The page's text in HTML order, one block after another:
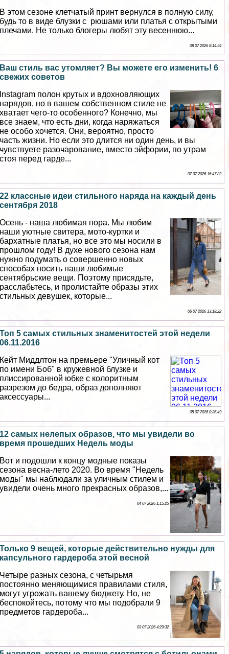
В этом сезоне клетчатый принт вернулся в полную силу,
будь то в виде блузки с рюшами или платья с открытыми
плечами. Не только блогеры любят эту весеннюю...
08 07 2026 8:14:54
Ваш стиль вас утомляет? Вы можете его изменить! 6
свежих советов
Instagram полон крутых и вдохновляющих
нарядов, но в вашем собственном стиле не
хватает чего-то особенного? Конечно, мы
все знаем, что есть дни, когда наряжаться
не особо хочется. Они, вероятно, просто
часть жизни. Но если это длится ни один день, и вы
чувствуете разочарование, вместо эйфории, по утрам
стоя перед гарде...
07 07 2026 16:47:32
22 классные идеи стильного наряда на каждый день
сентября 2018
Осень - наша любимая пора. Мы любим
наши уютные свитера, мото-куртки и
бархатные платья, но все это мы носили в
прошлом году! В духе нового сезона нам
нужно подумать о совершенно новых
способах носить наши любимые
сентябрьские вещи. Поэтому присядьте,
расслабьтесь, и пролистайте образы этих
стильных дeвyшек, которые...
06 07 2026 13:18:22
Топ 5 самых стильных знаменитостей этой недели
06.11.2016
Кейт Миддлтон на премьере "Уличный кот
по имени Боб" в кружевной блузке и
плиссированной юбке с колоритным
разрезом до бедра, образ дополняют
аксессуары...
05 07 2026 8:36:49
12 самых нелепых образов, что мы увидели во
время прошедших Недель моды
Вот и подошли к концу модные показы
сезона весна-лето 2020. Во время "Недель
моды" мы наблюдали за уличным стилем и
увидели очень много прекрасных образов,...
04 07 2026 1:15:25
Только 9 вещей, которые действительно нужды для
капсульного гардероба этой весной
Четыре разных сезона, с четырьмя
постоянно меняющимися правилами стиля,
могут угрожать вашему бюджету. Но, не
беспокойтесь, потому что мы подобрали 9
предметов гардероба...
03 07 2026 4:29:32